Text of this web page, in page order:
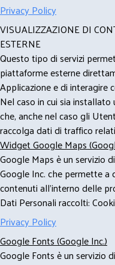
Privacy Policy
VISUALIZZAZIONE DI
ESTERNE
Questo tipo di servizi
piattaforme esterne
Applicazione e di interagire
Nel caso in cui sia
che, anche nel caso gli
raccolga dati di traffico
Widget Google Maps
Google Maps è un servizio
Google Inc. che permette
contenuti all'interno delle
Dati Personali raccolti:
Privacy Policy
Google Fonts (Google Inc.)
Google Fonts è un servizio